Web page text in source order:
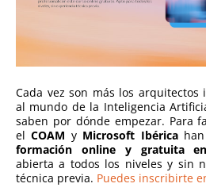
Cada vez son más los arquitectos
al mundo de la Inteligencia
saben por dónde empezar. Para
elCOAM y Microsoft Ibéricahan
formación online y gratuita
abierta a todos los niveles y sin
técnica previa. Puedes inscribirte